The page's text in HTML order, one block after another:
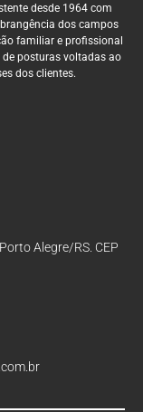
Alegre/RS. CEP
desde 1964 com
dos campos
familiar e profissional
posturas voltadas ao
dos clientes.